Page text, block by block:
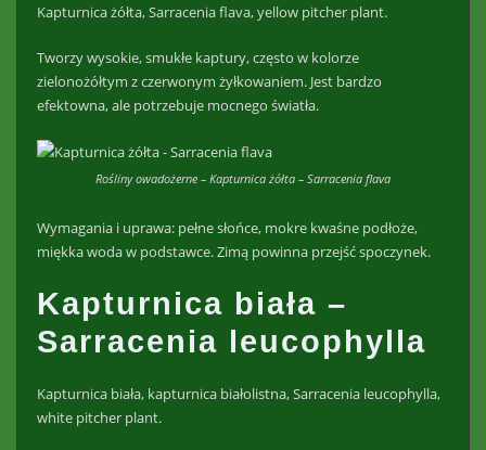
Kapturnica żółta, Sarracenia flava, yellow pitcher plant.
Tworzy wysokie, smukłe kaptury, często w kolorze
zielonożółtym z czerwonym żyłkowaniem. Jest bardzo
efektowna, ale potrzebuje mocnego światła.
Rośliny owadożerne – Kapturnica żółta – Sarracenia flava
Wymagania i uprawa: pełne słońce, mokre kwaśne podłoże,
miękka woda w podstawce. Zimą powinna przejść spoczynek.
Kapturnica biała –
Sarracenia leucophylla
Kapturnica biała, kapturnica białolistna, Sarracenia leucophylla,
white pitcher plant.